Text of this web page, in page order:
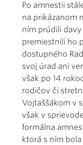
Po amnestii
na prikázanom
ním prúdili davy
premiestnili ho
dostupného
svoj úrad ani
však po 14
rodičov či
Vojtaššákom v
však v
formálna
ktorá s ním